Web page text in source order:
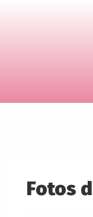
Fotos